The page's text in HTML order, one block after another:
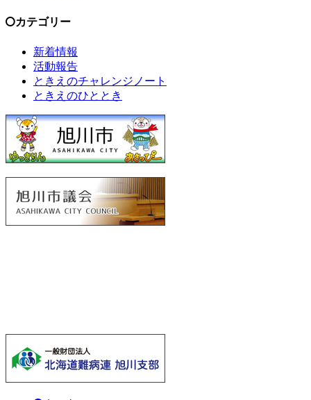
カテゴリー
新着情報
活動報告
ときえのチャレンジノート
ときえのひととき